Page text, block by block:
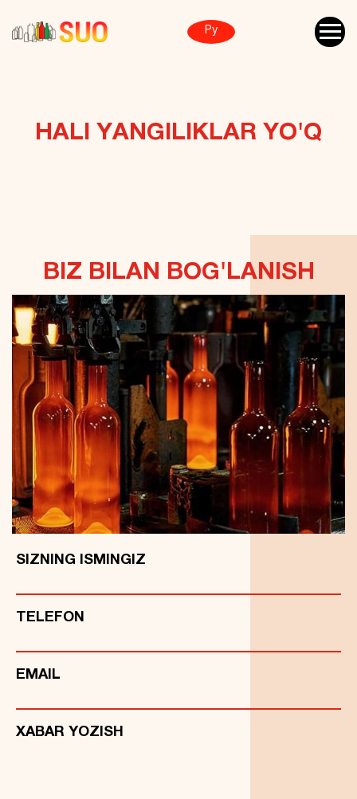
Ру
HALI YANGILIKLAR YO'Q
BIZ BILAN BOG'LANISH
SIZNING ISMINGIZ
TELEFON
EMAIL
XABAR YOZISH